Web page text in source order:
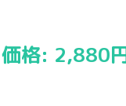
価格: 2,880